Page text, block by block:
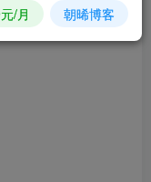
/月 朝晞博客